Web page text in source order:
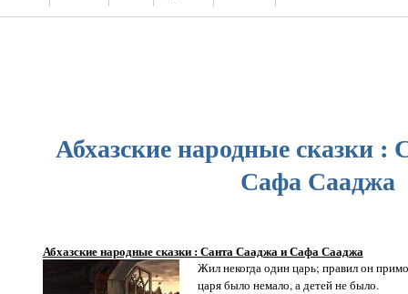
Абхазские народные сказки :
Сафа Сааджа
Абхазские народные сказки : Санта Сааджа и Сафа Сааджа
Жил некогда один царь; правил он
царя было немало, а детей не было.